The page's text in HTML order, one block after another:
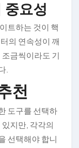
중요성
트하는 것이 핵
의 연속성이 깨
금씩이라도 기
.
천
도구를 선택하
지만, 각각의
선택해야 합니